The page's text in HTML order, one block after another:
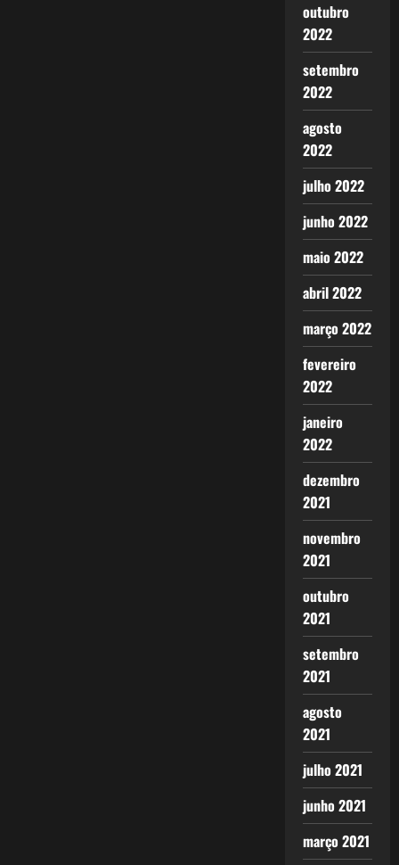
outubro
2022
setembro
2022
agosto
2022
julho 2022
junho 2022
maio 2022
abril 2022
março 2022
fevereiro
2022
janeiro
2022
dezembro
2021
novembro
2021
outubro
2021
setembro
2021
agosto
2021
julho 2021
junho 2021
março 2021